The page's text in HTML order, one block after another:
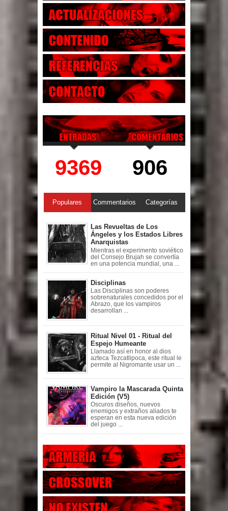
9369 906
Populares Commentarios Categorías
Las Revueltas de Los
Ángeles y los Estados Libres
Anarquistas
Mientras el experimento soviético
del Consejo Brujah se convertía
en una potencia mundial, una ...
Disciplinas
Las Disciplinas son poderes
sobrenaturales concedidos por el
Abrazo, que los vampiros
desarrollan ...
Ritual Nivel 01 - Ritual del
Espejo Humeante
Llamado así en honor al dios
azteca Tezcatlipoca, este ritual le
permite al Nigromante usar un ...
Vampiro la Mascarada Quinta
Edición (V5)
Oscuros diseños, nuevos
enemigos y extraños aliados te
esperan en esta nueva edición
del juego ...